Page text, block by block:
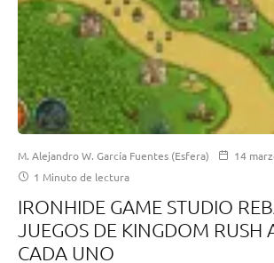
M. Alejandro W. García Fuentes (Esfera)
14
1 Minuto de lectura
IRONHIDE GAME STUDIO
JUEGOS DE KINGDOM RUSH
CADA UNO